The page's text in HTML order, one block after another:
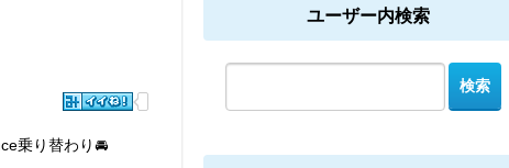
乗り替わり🚘
ユーザー内検索